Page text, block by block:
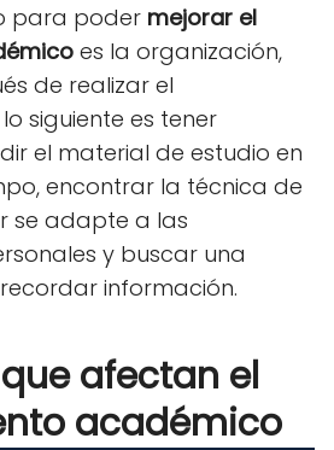
para poder mejorar el
es la organización,
de realizar el
siguiente es tener
el material de estudio en
encontrar la técnica de
se adapte a las
y buscar una
información.
afectan el
académico